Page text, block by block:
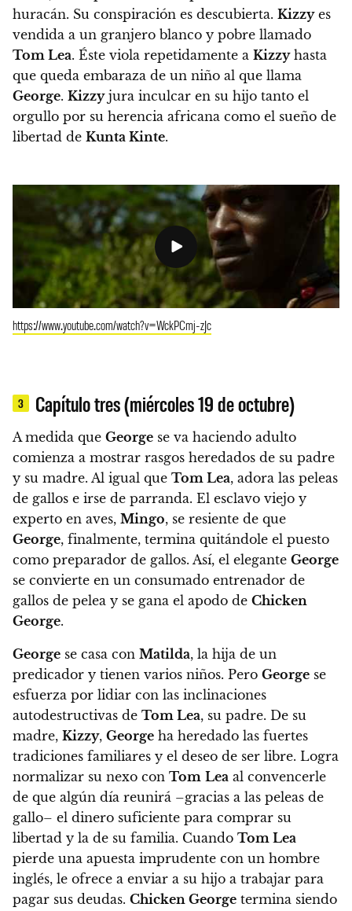
huracán. Su conspiración es descubierta. Kizzyes
vendida a un granjero blanco y pobre llamado
Tom Lea. Éste viola repetidamente a Kizzyhasta
que queda embaraza de un niño al que llama
George. Kizzyjura inculcar en su hijo tanto el
orgullo por su herencia africana como el sueño de
libertad de Kunta Kinte.
https://www.youtube.com/watch?v=WckPCmj-zJc
3 Capítulo tres (miércoles 19 de octubre)
A medida que George se va haciendo adulto
comienza a mostrar rasgos heredados de su padre
y su madre. Al igual que Tom Lea, adora las peleas
de gallos e irse de parranda. El esclavo viejo y
experto en aves, Mingo, se resiente de que
George, finalmente, termina quitándole el puesto
como preparador de gallos. Así, el elegante George
se convierte en un consumado entrenador de
gallos de pelea y se gana el apodo de Chicken
George.
George se casa con Matilda, la hija de un
predicador y tienen varios niños. Pero George se
esfuerza por lidiar con las inclinaciones
autodestructivas de Tom Lea, su padre. De su
madre, Kizzy, George ha heredado las fuertes
tradiciones familiares y el deseo de ser libre. Logra
normalizar su nexo con Tom Lea al convencerle
de que algún día reunirá –gracias a las peleas de
gallo– el dinero suficiente para comprar su
libertad y la de su familia. Cuando Tom Lea
pierde una apuesta imprudente con un hombre
inglés, le ofrece a enviar a su hijo a trabajar para
pagar sus deudas. Chicken George termina siendo